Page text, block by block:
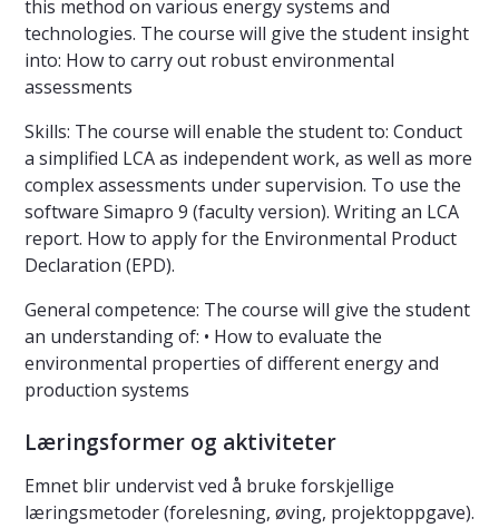
this method on various energy systems and
technologies. The course will give the student insight
into: How to carry out robust environmental
assessments
Skills: The course will enable the student to: Conduct
a simplified LCA as independent work, as well as more
complex assessments under supervision. To use the
software Simapro 9 (faculty version). Writing an LCA
report. How to apply for the Environmental Product
Declaration (EPD).
General competence: The course will give the student
an understanding of: • How to evaluate the
environmental properties of different energy and
production systems
Læringsformer og aktiviteter
Emnet blir undervist ved å bruke forskjellige
læringsmetoder (forelesning, øving, projektoppgave).